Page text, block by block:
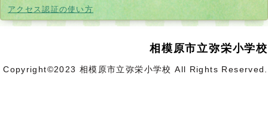
アクセス認証の使い方
ィ
開
く
相模原市立弥栄小学校
Copyright©2023 相模原市立弥栄小学校 All Rights Reserved.